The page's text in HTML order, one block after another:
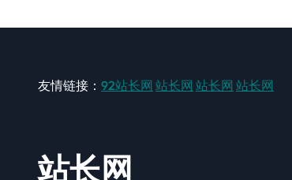
友情链接： 92站长网 站长网 站长网 站长网
站长网